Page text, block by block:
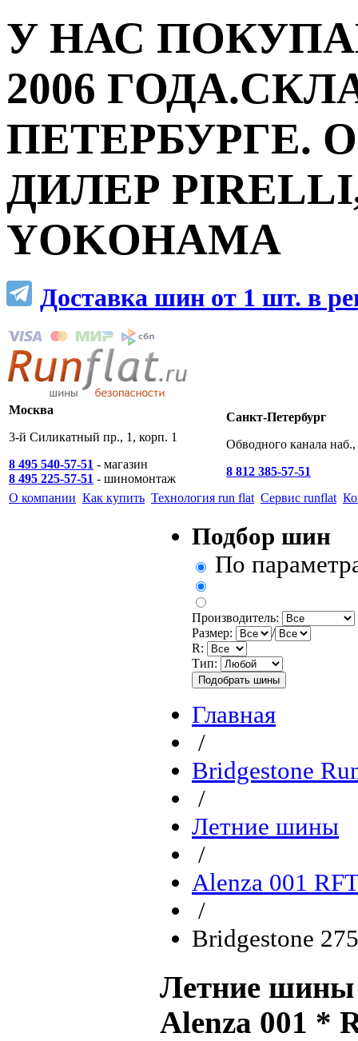
У НАС
2006
ПЕТЕРБУРГЕ.
ДИЛЕР
YOKOHAMA
Доставка шин от 1 шт. в
Москва
3-й Силикатный пр., 1, корп. 1
8 495 540-57-51 - магазин
8 495 225-57-51 - шиномонтаж
Санкт-Петербург
Обводного канала
8 812 385-57-51
О компании Как купить Технология run flat Сервис runflat
Подбор шин
По
Производитель:
Размер:
/
R:
Тип:
Главная
/
Bridgestone
/
Летние шины
/
Alenza 001
/
Bridgestone
Летние шины
Alenza 001 *